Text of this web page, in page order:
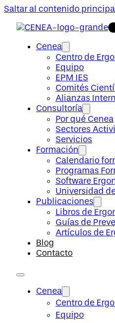
Saltar al contenido principal
Cenea
Centro de
Equipo
EPM IES
Comités
Alianzas
Consultoría
Por qué Cenea
Sectores
Servicios
Formación
Calendario
Programas
Software
Universidad
Publicaciones
Libros de
Guías de
Artículos de
Blog
Contacto
Cenea
Centro de
Equipo